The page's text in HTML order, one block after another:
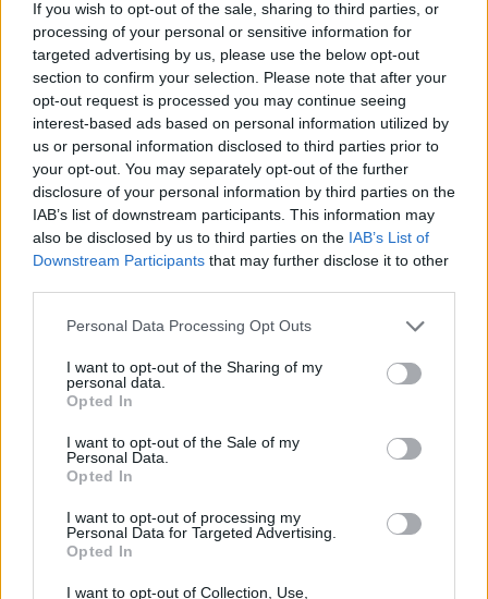
If you wish to opt-out of the sale, sharing to third parties, or
processing of your personal or sensitive information for
targeted advertising by us, please use the below opt-out
section to confirm your selection. Please note that after your
opt-out request is processed you may continue seeing
interest-based ads based on personal information utilized by
us or personal information disclosed to third parties prior to
your opt-out. You may separately opt-out of the further
disclosure of your personal information by third parties on the
IAB’s list of downstream participants. This information may
also be disclosed by us to third parties on the IAB’s List of
Downstream Participants that may further disclose it to other
Personal Data Processing Opt Outs
I want to opt-out of the Sharing of my
personal data.
Opted In
I want to opt-out of the Sale of my
Personal Data.
Opted In
I want to opt-out of processing my
Personal Data for Targeted Advertising.
Opted In
I want to opt-out of Collection, Use,
Όπως σημείωσε ο ίδιος, θα υπάρξει εξάλλου ειδική
πρόβλεψη και ρυθμίσεις στον τουριστικό κλάδο, όλα
θα τα δούμε όσο θα προχωρά η κρίση.
"Το μεγάλο χτύπημα, ωστόσο, στην οικονομία θα
είναι αν δεν έχουμε τουρισμό τον Ιούλιο και τον
Αύγουστο, ή εάν δεν υπάρχει επαρκές φάρμακο για
τον ιό και μας «επισκεφθεί» ξανά ο κορωνοϊός το